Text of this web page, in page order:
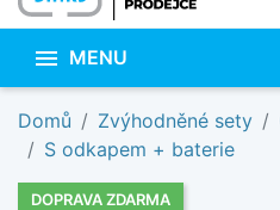
 MENU
Domů Zvýhodněné sety
S odkapem + baterie
DOPRAVA ZDARMA